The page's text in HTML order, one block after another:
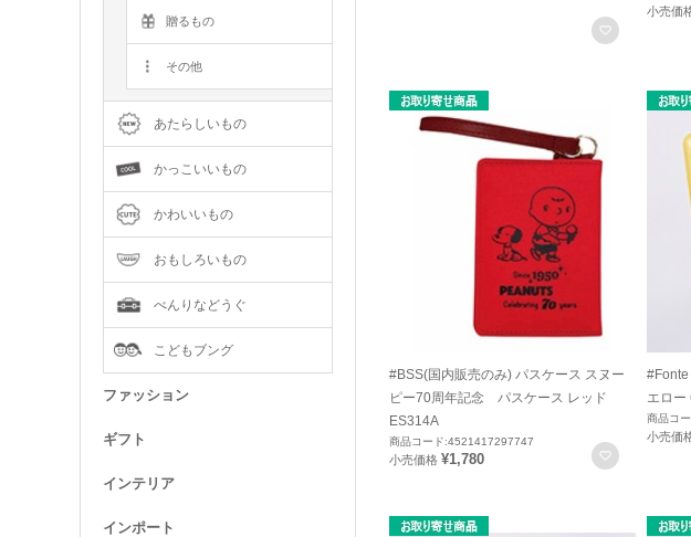
お気に入り
小売価
#BSS(国内販売のみ) パスケース スヌー
ピー70周年記念 パスケース レッド
ES314A
商品コード:4521417297747
小売価格 ¥1,780 お気に入り
#Fonte
エロー
商品コ
小売価
贈るもの
その他
あたらしいもの
かっこいいもの
かわいいもの
おもしろいもの
べんりなどうぐ
こどもブング
ファッション
ギフト
インテリア
インポート